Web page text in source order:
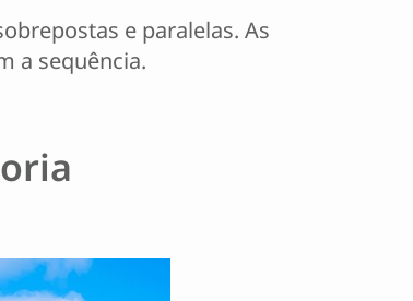
e paralelas. As
a sequência.